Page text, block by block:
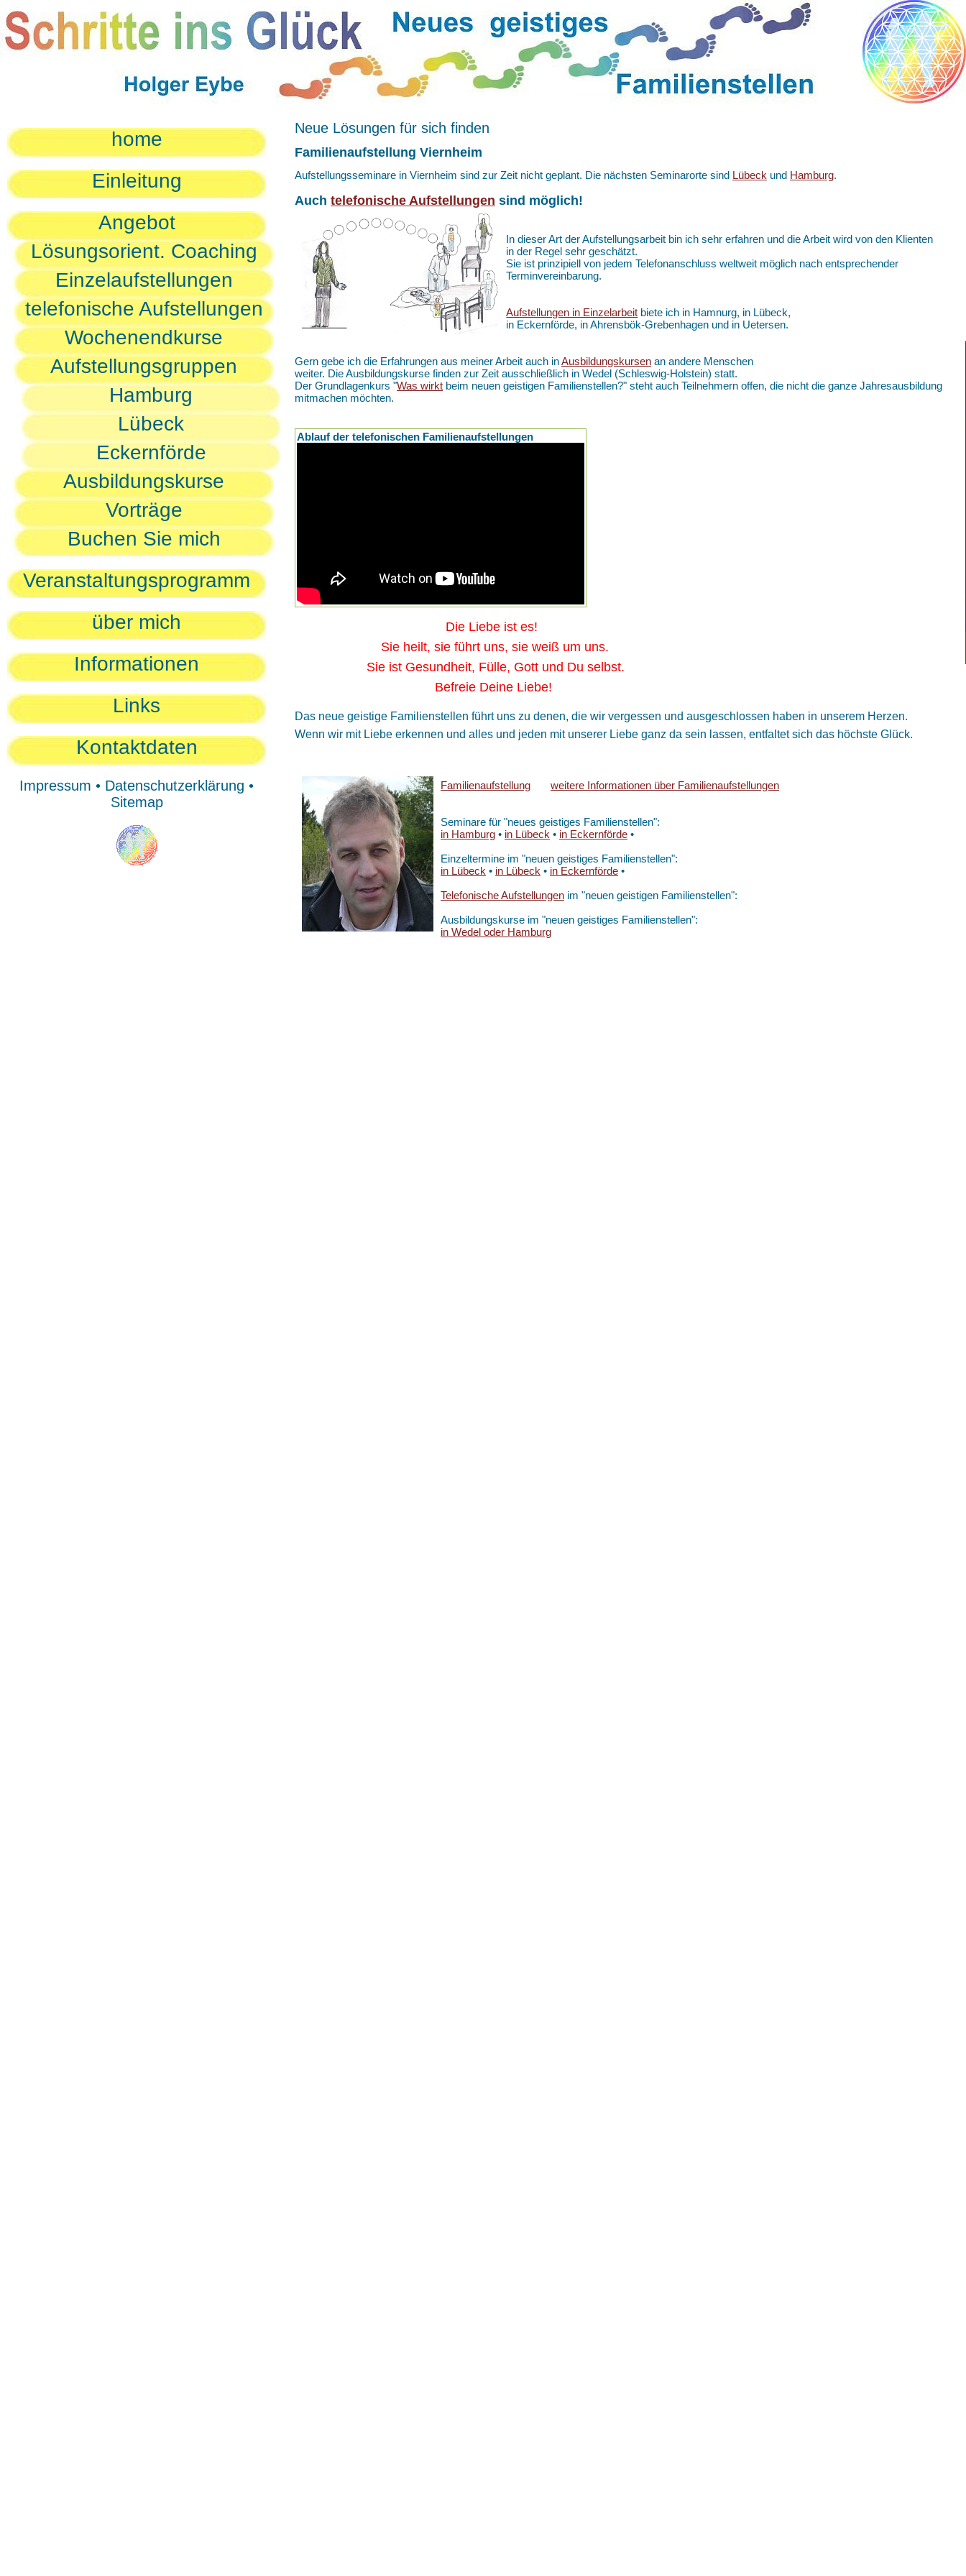
home
Einleitung
Angebot
Lösungsorient. Coaching
Einzelaufstellungen
telefonische Aufstellungen
Wochenendkurse
Aufstellungsgruppen
Hamburg
Lübeck
Eckernförde
Ausbildungskurse
Vorträge
Buchen Sie mich
Veranstaltungsprogramm
über mich
Informationen
Links
Kontaktdaten
Impressum • Datenschutzerklärung •
Sitemap
Neue Lösungen für sich finden
Familienaufstellung Viernheim
Aufstellungsseminare in Viernheim sind zur Zeit nicht geplant. Die nächsten Seminarorte sind Lübeck und Hamburg.
Auch telefonische Aufstellungen sind möglich!
In dieser Art der Aufstellungsarbeit bin ich sehr erfahren und die Arbeit wird von den Klienten
in der Regel sehr geschätzt.
Sie ist prinzipiell von jedem Telefonanschluss weltweit möglich nach entsprechender
Terminvereinbarung.
Aufstellungen in Einzelarbeit biete ich in Hamnurg, in Lübeck,
in Eckernförde, in Ahrensbök-Grebenhagen und in Uetersen.
Gern gebe ich die Erfahrungen aus meiner Arbeit auch inAusbildungskursen an andere Menschen
weiter. Die Ausbildungskurse finden zur Zeit ausschließlich in Wedel (Schleswig-Holstein) statt.
Der Grundlagenkurs "Was wirkt beim neuen geistigen Familienstellen?" steht auch Teilnehmern offen, die nicht die ganze Jahresausbildung
mitmachen möchten.
Ablauf der telefonischen Familienaufstellungen
Die Liebe ist es!
Sie heilt, sie führt uns, sie weiß um uns.
Sie ist Gesundheit, Fülle, Gott und Du selbst.
Befreie Deine Liebe!
Das neue geistige Familienstellen führt uns zu denen, die wir vergessen und ausgeschlossen haben in unserem Herzen.
Wenn wir mit Liebe erkennen und alles und jeden mit unserer Liebe ganz da sein lassen, entfaltet sich das höchste Glück.
Familienaufstellung weitere Informationen über Familienaufstellungen
Seminare für "neues geistiges Familienstellen":
in Hamburg • in Lübeck • in Eckernförde •
Einzeltermine im "neuen geistiges Familienstellen":
in Lübeck • in Lübeck • in Eckernförde •
Telefonische Aufstellungen im "neuen geistigen Familienstellen":
Ausbildungskurse im "neuen geistiges Familienstellen":
in Wedel oder Hamburg